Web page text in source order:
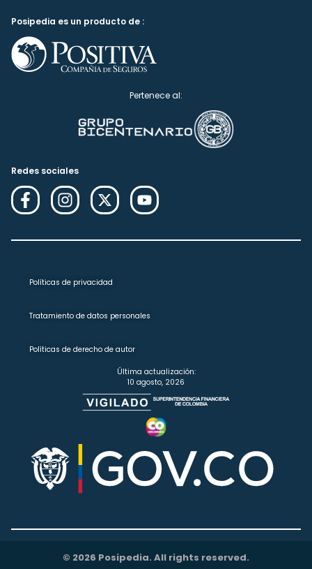
Posipedia es un producto de :
Pertenece al:
Redes sociales
Políticas de privacidad
Tratamiento de datos personales
Políticas de derecho de autor
Última actualización:
10 agosto, 2026
© 2026 Posipedia. All rights reserved.